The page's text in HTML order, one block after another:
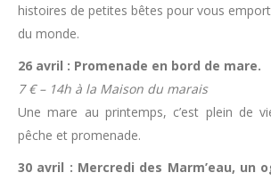
histoires de petites bêtes pour vous
du monde.
26 avril : Promenade en bord de mare.
7 € – 14h à la Maison du marais
Une mare au printemps, c’est plein de
pêche et promenade.
30 avril : Mercredi des Marm’eau, un